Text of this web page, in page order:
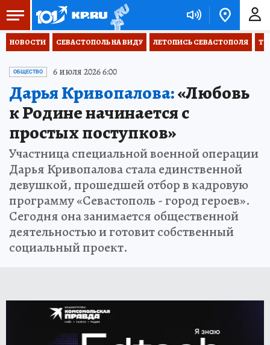
НОВОСТИ СЕВАСТОПОЛЬ НА ВИДУ ЛЕТОПИСЬ СЕВАСТОПОЛЯ
ОБЩЕСТВО 6 июля 2026 6:00
Дарья Кривопалова:«Любовь
к Родине начинается с
простых поступков»
Участница специальной военной операции
Дарья Кривопалова стала единственной
девушкой, прошедшей отбор в кадровую
программу «Севастополь - город героев».
Сегодня она занимается общественной
деятельностью и готовит собственный
социальный проект.